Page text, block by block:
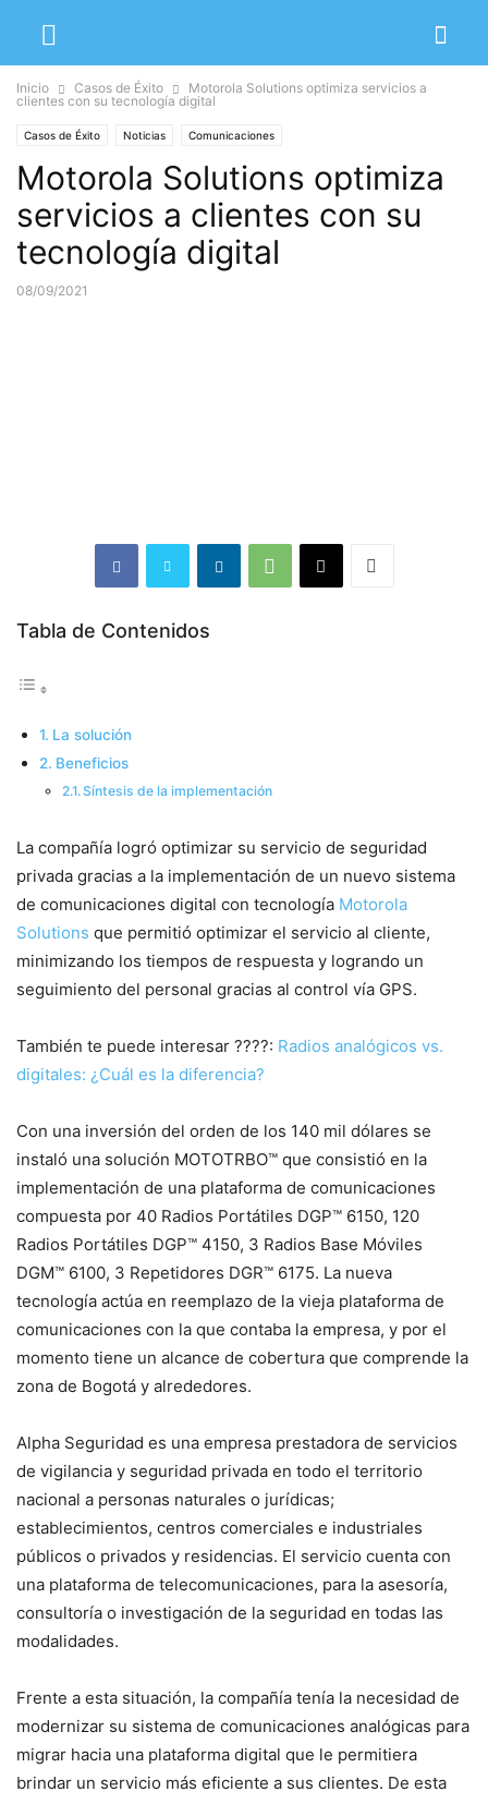
Inicio Casos de Éxito
Motorola Solutions optimiza servicios a
clientes con su tecnología digital
Casos de Éxito Noticias Comunicaciones
Motorola Solutions optimiza
servicios a clientes con su
tecnología digital
08/09/2021
Tabla de Contenidos
La solución
Beneficios
Síntesis de la implementación
La compañía logró optimizar su servicio de seguridad
privada gracias a la implementación de un nuevo sistema
de comunicaciones digital con tecnología Motorola
Solutions que permitió optimizar el servicio al cliente,
minimizando los tiempos de respuesta y logrando un
seguimiento del personal gracias al control vía GPS.
También te puede interesar ????: Radios analógicos vs.
digitales: ¿Cuál es la diferencia?
Con una inversión del orden de los 140 mil dólares se
instaló una solución MOTOTRBO™ que consistió en la
implementación de una plataforma de comunicaciones
compuesta por 40 Radios Portátiles DGP™ 6150, 120
Radios Portátiles DGP™ 4150, 3 Radios Base Móviles
DGM™ 6100, 3 Repetidores DGR™ 6175. La nueva
tecnología actúa en reemplazo de la vieja plataforma de
comunicaciones con la que contaba la empresa, y por el
momento tiene un alcance de cobertura que comprende la
zona de Bogotá y alrededores.
Alpha Seguridad es una empresa prestadora de servicios
de vigilancia y seguridad privada en todo el territorio
nacional a personas naturales o jurídicas;
establecimientos, centros comerciales e industriales
públicos o privados y residencias. El servicio cuenta con
una plataforma de telecomunicaciones, para la asesoría,
consultoría o investigación de la seguridad en todas las
modalidades.
Frente a esta situación, la compañía tenía la necesidad de
modernizar su sistema de comunicaciones analógicas para
migrar hacia una plataforma digital que le permitiera
brindar un servicio más eficiente a sus clientes. De esta